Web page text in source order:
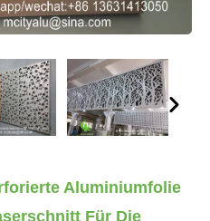
Aluminiumfolie
Für Die